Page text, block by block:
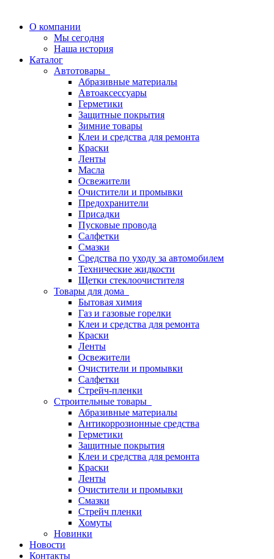
О компании
Мы сегодня
Наша история
Каталог
Автотовары
Абразивные материалы
Автоаксессуары
Герметики
Защитные покрытия
Зимние товары
Клеи и средства для ремонта
Краски
Ленты
Масла
Освежители
Очистители и промывки
Предохранители
Присадки
Пусковые провода
Салфетки
Смазки
Средства по уходу за автомобилем
Технические жидкости
Щетки стеклоочистителя
Товары для дома
Бытовая химия
Газ и газовые горелки
Клеи и средства для ремонта
Краски
Ленты
Освежители
Очистители и промывки
Салфетки
Стрейч-пленки
Строительные товары
Абразивные материалы
Антикоррозионные средства
Герметики
Защитные покрытия
Клеи и средства для ремонта
Краски
Ленты
Очистители и промывки
Смазки
Стрейч пленки
Хомуты
Новинки
Новости
Контакты